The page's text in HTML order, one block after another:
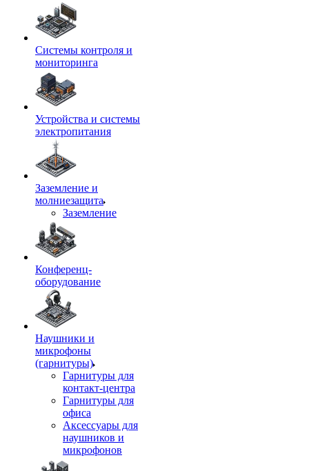
Системы контроля и
мониторинга
Устройства и системы
электропитания
Заземление и
молниезащита
Заземление
Конференц-
оборудование
Наушники и
микрофоны
(гарнитуры)
Гарнитуры для
контакт-центра
Гарнитуры для
офиса
Аксессуары для
наушников и
микрофонов